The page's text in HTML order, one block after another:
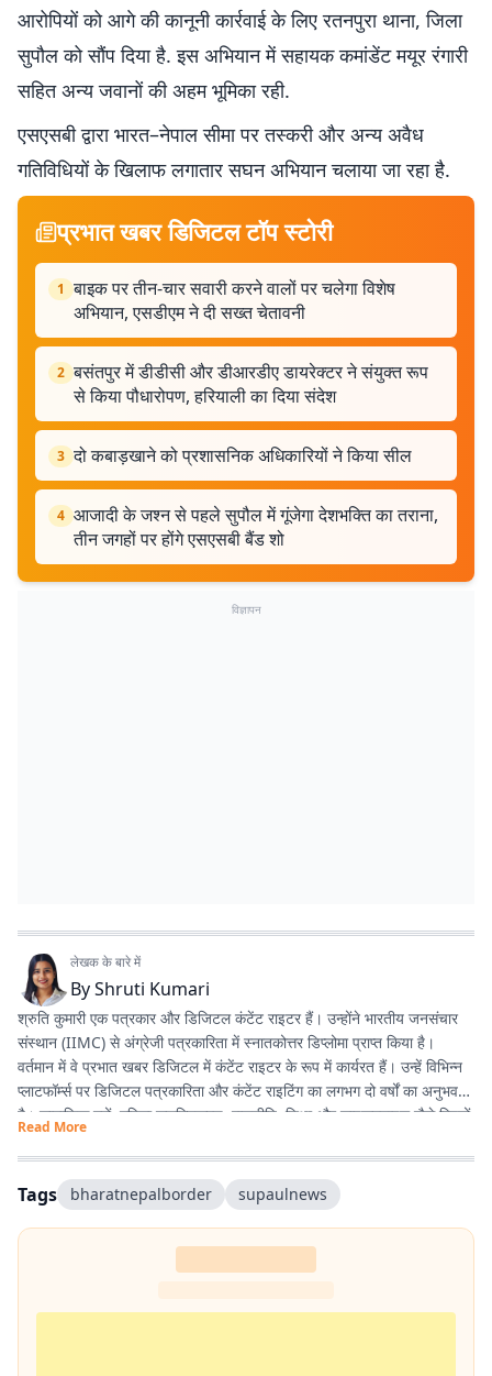
आरोपियों को आगे की कानूनी कार्रवाई के लिए रतनपुरा थाना, जिला
सुपौल को सौंप दिया है. इस अभियान में सहायक कमांडेंट मयूर रंगारी
सहित अन्य जवानों की अहम भूमिका रही.
एसएसबी द्वारा भारत–नेपाल सीमा पर तस्करी और अन्य अवैध
गतिविधियों के खिलाफ लगातार सघन अभियान चलाया जा रहा है.
प्रभात खबर डिजिटल टॉप स्टोरी
1 बाइक पर तीन-चार सवारी करने वालों पर चलेगा विशेष
अभियान, एसडीएम ने दी सख्त चेतावनी
2 बसंतपुर में डीडीसी और डीआरडीए डायरेक्टर ने संयुक्त रूप
से किया पौधारोपण, हरियाली का दिया संदेश
3 दो कबाड़खाने को प्रशासनिक अधिकारियों ने किया सील
4 आजादी के जश्न से पहले सुपौल में गूंजेगा देशभक्ति का तराना,
तीन जगहों पर होंगे एसएसबी बैंड शो
विज्ञापन
लेखक के बारे में
ByShruti Kumari
श्रुति कुमारी एक पत्रकार और डिजिटल कंटेंट राइटर हैं। उन्होंने भारतीय जनसंचार
संस्थान (IIMC) से अंग्रेजी पत्रकारिता में स्नातकोत्तर डिप्लोमा प्राप्त किया है।
वर्तमान में वे प्रभात खबर डिजिटल में कंटेंट राइटर के रूप में कार्यरत हैं। उन्हें विभिन्न
प्लाटफॉर्म्स पर डिजिटल पत्रकारिता और कंटेंट राइटिंग का लगभग दो वर्षों का अनुभव
है। सामाजिक मुद्दों, महिला सशक्तिकरण, राजनीति, शिक्षा और लाइफस्टाइल जैसे विषयों
पर लिखना उनकी विशेष रुचि का क्षेत्र है। इसके अलावा वे डिजिटल प्लेटफॉर्म के लिए
स्क्रिप्ट राइटिंग करती हैं तथा हिंदी कविता और अंगिका भाषा में लेखन का भी शौक
रखती हैं। प्रकृति से उनका विशेष लगाव है और वे मानती हैं कि संवेदनशील, तथ्यपरक
और जनसरोकार से जुड़ी पत्रकारिता समाज में सकारात्मक बदलाव का माध्यम बन सकती
है।
Read More
Tags bharatnepalborder supaulnews